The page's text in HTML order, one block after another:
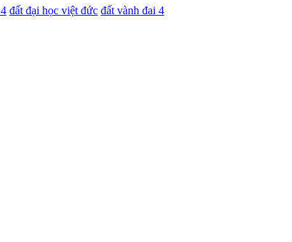
đất đại học việt đức đất vành đai 4